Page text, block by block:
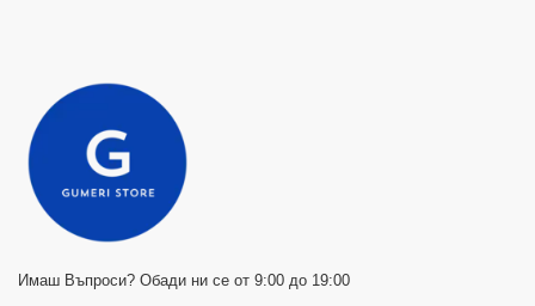
Имаш Въпроси? Обади ни се от 9:00 до 19:00